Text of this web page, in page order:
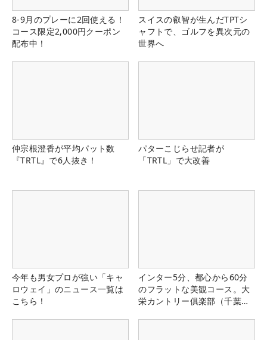
8-9月のプレーに2回使える！
コース限定2,000円クーポン
配布中！
スイスの叡智が生んだTPTシ
ャフトで、ゴルフを異次元の
世界へ
仲宗根澄香が平均パット数
『TRTL』で6人抜き！
パターこじらせ記者が
「TRTL」で大改善
今年も男女プロが強い「キャ
ロウェイ」のニュース一覧は
こちら！
インター5分、都心から60分
のフラットな美観コース。大
栄カントリー俱楽部（千葉